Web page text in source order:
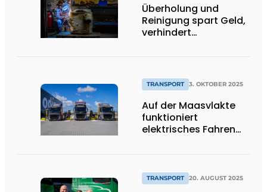
Überholung und
Reinigung spart Geld,
verhindert
TRANSPORT 3. OKTOBER 2025
Auf der Maasvlakte
funktioniert
elektrisches Fahren
TRANSPORT 20. AUGUST 2025